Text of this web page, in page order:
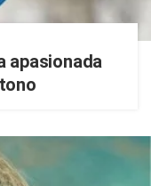
apasionada